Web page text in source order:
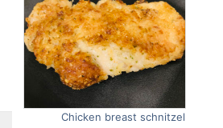
Chicken breast schnitzel